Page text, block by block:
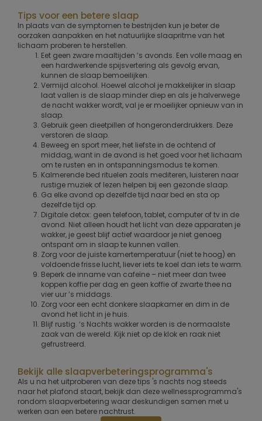
Tips voor een betere slaap
In plaats van de symptomen te bestrijden kun je beter de
oorzaken aanpakken en het natuurlijke slaapritme van het
lichaam proberen te herstellen.
Eet geen zware maaltijden ’s avonds. Een volle maag en
een hardwerkende spijsvertering als gevolg ervan,
kunnen de slaap bemoeilijken.
Vermijd alcohol. Hoewel alcohol je makkelijker in slaap
laat vallen is de slaap minder diep en als je halverwege
de nacht wakker wordt, val je er moeilijker opnieuw van in
slaap.
Gebruik geen dieetpillen of hongeronderdrukkers. Deze
verstoren de slaap.
Beweeg en sport meer, het liefste in de ochtend of
middag, want in de avond is het goed voor het lichaam
om te rusten en in ontspanningsmodus te komen.
Kalmerende bed rituelen zoals mediteren, luisteren naar
rustige muziek of lezen helpen bij een gezonde slaap.
Ga elke avond op dezelfde tijd naar bed en sta op
dezelfde tijd op.
Digitale detox: geen telefoon, tablet, computer of tv in de
avond. Niet alleen houdt het licht van deze apparaten je
wakker, je geest blijf actief waardoor je niet genoeg
ontspant om in slaap te kunnen vallen.
Zorg voor de juiste kamertemperatuur (niet te hoog) en
voldoende frisse lucht, liever iets te koel dan iets te warm.
Beperk de inname van cafeïne – niet meer dan twee
koppen koffie per dag en geen koffie of zwarte thee na
vier uur ’s middags.
Zorg voor een echt donkere slaapkamer en dim in de
avond het licht in je huis.
Blijf rustig. ‘s Nachts wakker worden is de normaalste
zaak van de wereld. Kijk niet op de klok en raak niet
gefrustreerd.
Bekijk alle slaapverbeteringsprogramma's
Als u na het uitproberen van deze tips 's nachts nog steeds
naar het plafond staart, bekijk dan deze wellnessprogramma's
rondom slaapverbetering waar deskundigen samen met u
werken aan een betere nachtrust.